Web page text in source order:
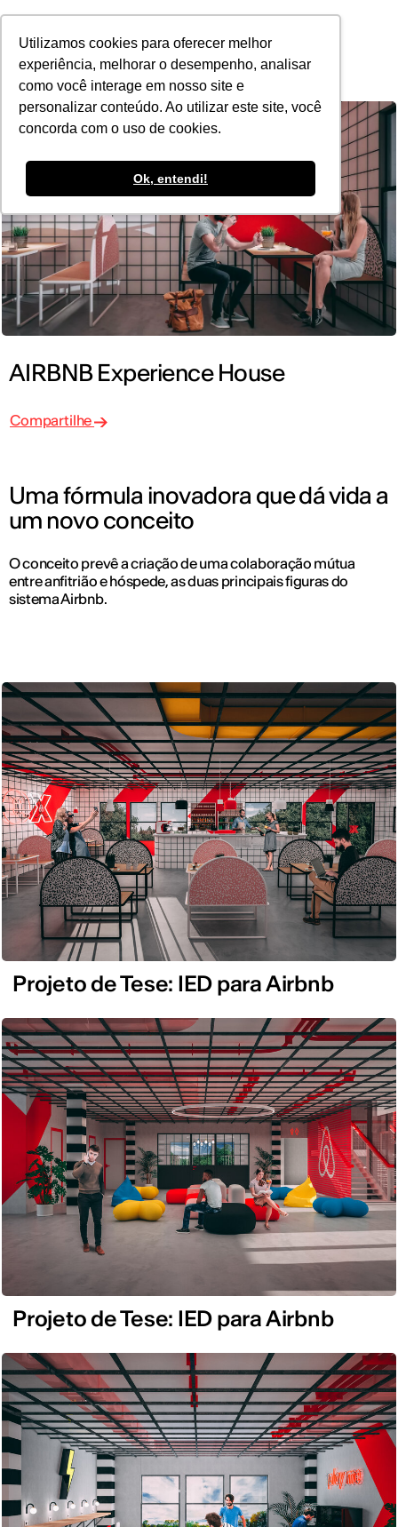
Utilizamos cookies para oferecer melhor
experiência, melhorar o desempenho, analisar
como você interage em nosso site e
personalizar conteúdo. Ao utilizar este site, você
concorda com o uso de cookies.
Ok, entendi!
POR
AIRBNB Experience House
Compartilhe
Uma fórmula inovadora que dá vida a
um novo conceito
O conceito prevê a criação de uma colaboração mútua
entre anfitrião e hóspede, as duas principais figuras do
sistema Airbnb.
Projeto de Tese: IED para Airbnb
Projeto de Tese: IED para Airbnb